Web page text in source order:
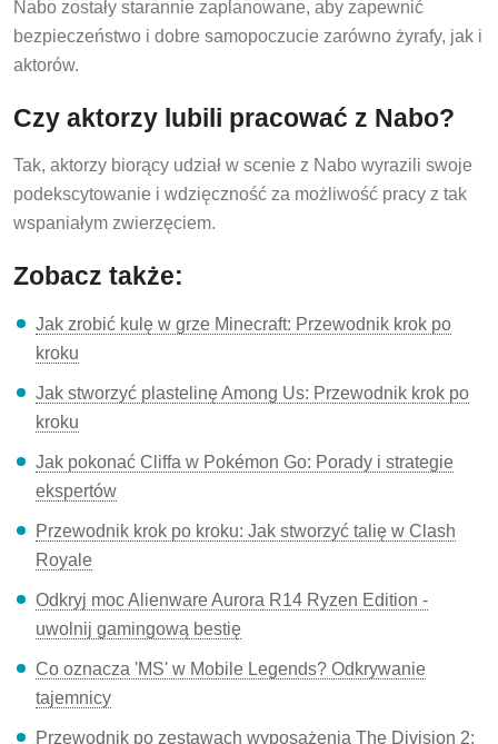
Nabo zostały starannie zaplanowane, aby zapewnić
bezpieczeństwo i dobre samopoczucie zarówno żyrafy, jak i
aktorów.
Czy aktorzy lubili pracować z Nabo?
Tak, aktorzy biorący udział w scenie z Nabo wyrazili swoje
podekscytowanie i wdzięczność za możliwość pracy z tak
wspaniałym zwierzęciem.
Zobacz także:
Jak zrobić kulę w grze Minecraft: Przewodnik krok po
kroku
Jak stworzyć plastelinę Among Us: Przewodnik krok po
kroku
Jak pokonać Cliffa w Pokémon Go: Porady i strategie
ekspertów
Przewodnik krok po kroku: Jak stworzyć talię w Clash
Royale
Odkryj moc Alienware Aurora R14 Ryzen Edition -
uwolnij gamingową bestię
Co oznacza 'MS' w Mobile Legends? Odkrywanie
tajemnicy
Przewodnik po zestawach wyposażenia The Division 2: